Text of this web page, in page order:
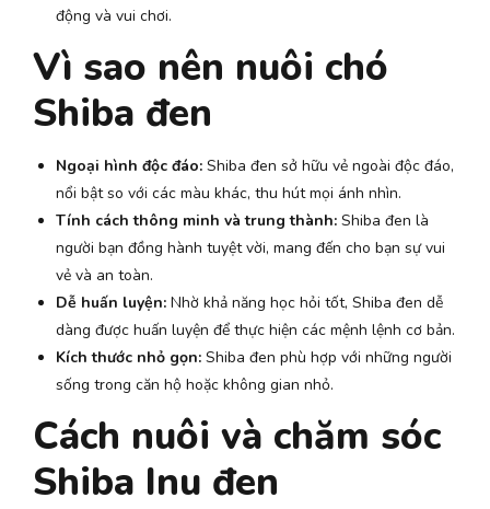
động và vui chơi.
Vì sao nên nuôi chó
Shiba đen
Ngoại hình độc đáo: Shiba đen sở hữu vẻ ngoài độc đáo,
nổi bật so với các màu khác, thu hút mọi ánh nhìn.
Tính cách thông minh và trung thành: Shiba đen là
người bạn đồng hành tuyệt vời, mang đến cho bạn sự vui
vẻ và an toàn.
Dễ huấn luyện: Nhờ khả năng học hỏi tốt, Shiba đen dễ
dàng được huấn luyện để thực hiện các mệnh lệnh cơ bản.
Kích thước nhỏ gọn: Shiba đen phù hợp với những người
sống trong căn hộ hoặc không gian nhỏ.
Cách nuôi và chăm sóc
Shiba Inu đen